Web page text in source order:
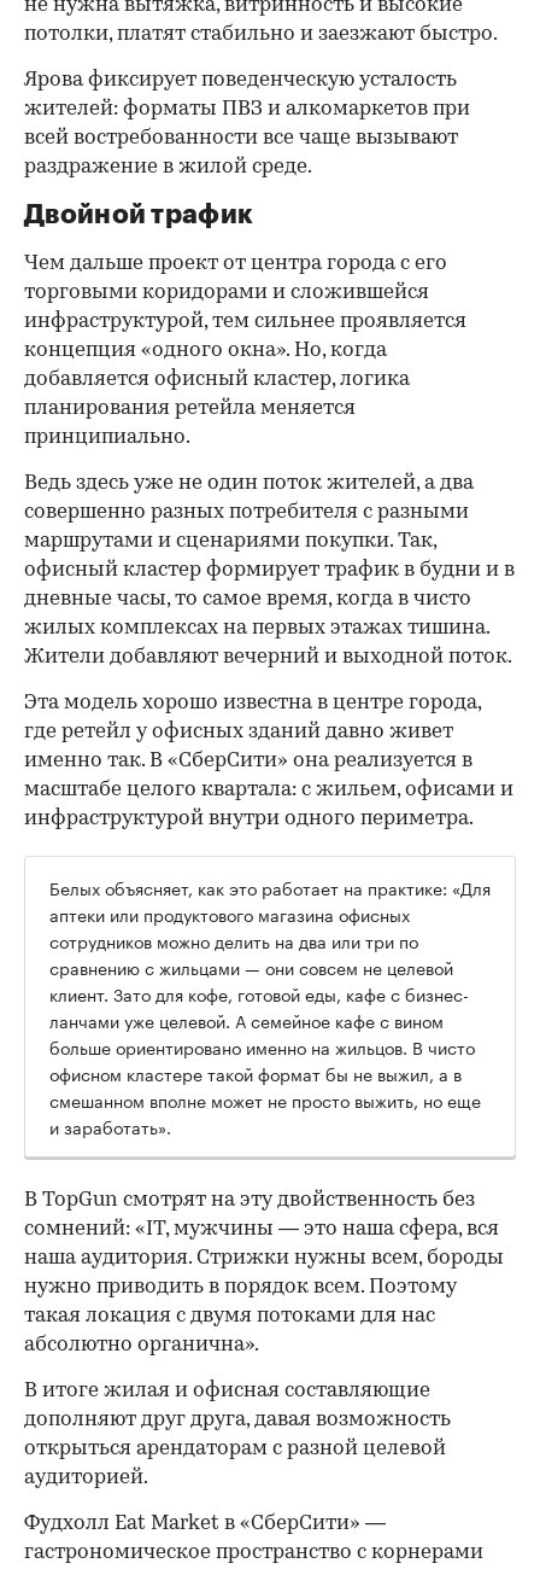
не нужна вытяжка, витринность и высокие
потолки, платят стабильно и заезжают быстро.
Ярова фиксирует поведенческую усталость
жителей: форматы ПВЗ и алкомаркетов при
всей востребованности все чаще вызывают
раздражение в жилой среде.
Двойной трафик
Чем дальше проект от центра города с его
торговыми коридорами и сложившейся
инфраструктурой, тем сильнее проявляется
концепция «одного окна». Но, когда
добавляется офисный кластер, логика
планирования ретейла меняется
принципиально.
Ведь здесь уже не один поток жителей, а два
совершенно разных потребителя с разными
маршрутами и сценариями покупки. Так,
офисный кластер формирует трафик в будни и в
дневные часы, то самое время, когда в чисто
жилых комплексах на первых этажах тишина.
Жители добавляют вечерний и выходной поток.
Эта модель хорошо известна в центре города,
где ретейл у офисных зданий давно живет
именно так. В «СберСити» она реализуется в
масштабе целого квартала: с жильем, офисами и
инфраструктурой внутри одного периметра.
Белых объясняет, как это работает на практике: «Для
аптеки или продуктового магазина офисных
сотрудников можно делить на два или три по
сравнению с жильцами — они совсем не целевой
клиент. Зато для кофе, готовой еды, кафе с бизнес-
ланчами уже целевой. А семейное кафе с вином
больше ориентировано именно на жильцов. В чисто
офисном кластере такой формат бы не выжил, а в
смешанном вполне может не просто выжить, но еще
и заработать».
В TopGun смотрят на эту двойственность без
сомнений: «IT, мужчины — это наша сфера, вся
наша аудитория. Стрижки нужны всем, бороды
нужно приводить в порядок всем. Поэтому
такая локация с двумя потоками для нас
абсолютно органична».
В итоге жилая и офисная составляющие
дополняют друг друга, давая возможность
открыться арендаторам с разной целевой
аудиторией.
Фудхолл Eat Market в «СберСити» —
гастрономическое пространство с корнерами